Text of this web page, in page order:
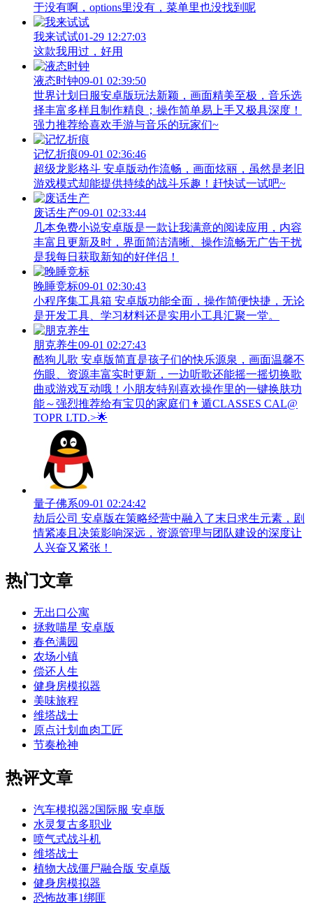
于没有啊，options里没有，菜单里也没找到呢
我来试试01-29 12:27:03
这款我用过，好用
液态时钟09-01 02:39:50
世界计划日服安卓版玩法新颖，画面精美至极，音乐选
择丰富多样且制作精良；操作简单易上手又极具深度！
强力推荐给喜欢手游与音乐的玩家们~
记忆折痕09-01 02:36:46
超级龙影格斗 安卓版动作流畅，画面炫丽，虽然是老旧
游戏模式却能提供持续的战斗乐趣！赶快试一试吧~
废话生产09-01 02:33:44
几本免费小说安卓版是一款让我满意的阅读应用，内容
丰富且更新及时，界面简洁清晰、操作流畅无广告干扰
是我每日获取新知的好伴侣！
晚睡竞标09-01 02:30:43
小程序集工具箱 安卓版功能全面，操作简便快捷，无论
是开发工具、学习材料还是实用小工具汇聚一堂。
朋克养生09-01 02:27:43
酷狗儿歌 安卓版简直是孩子们的快乐源泉，画面温馨不
伤眼、资源丰富实时更新，一边听歌还能摇一摇切换歌
曲或游戏互动哦！小朋友特别喜欢操作里的一键换肤功
能～强烈推荐给有宝贝的家庭们👨‍遁️CLASSES CAL@
TOPR LTD.>🌟
量子佛系09-01 02:24:42
劫后公司 安卓版在策略经营中融入了末日求生元素，剧
情紧凑且决策影响深远，资源管理与团队建设的深度让
人兴奋又紧张！
热门文章
无出口公寓
拯救喵星 安卓版
春色满园
农场小镇
偿还人生
健身房模拟器
美味旅程
维塔战士
原点计划血肉工匠
节奏枪神
热评文章
汽车模拟器2国际服 安卓版
水灵复古多职业
喷气式战斗机
维塔战士
植物大战僵尸融合版 安卓版
健身房模拟器
恐怖故事1绑匪